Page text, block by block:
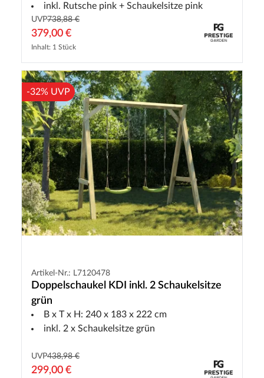
inkl. Rutsche pink + Schaukelsitze pink
UVP738,88 €
379,00 €
Inhalt: 1 Stück
-32% UVP
Artikel-Nr.: L7120478
Doppelschaukel KDI inkl. 2 Schaukelsitze
grün
B x T x H: 240 x 183 x 222 cm
inkl. 2 x Schaukelsitze grün
UVP438,98 €
299,00 €